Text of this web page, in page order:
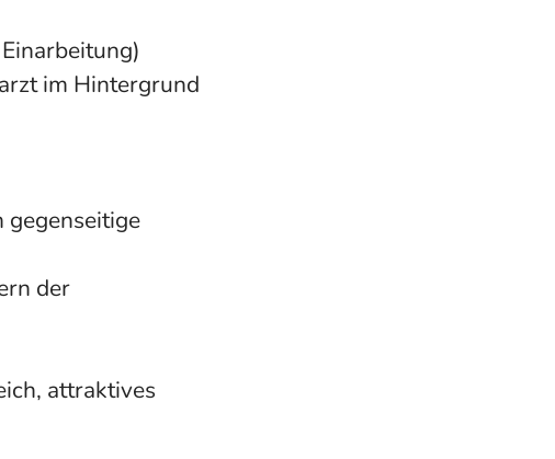
im Hintergrund
gegenseitige
der
attraktives